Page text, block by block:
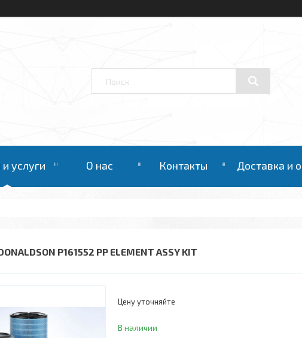
услуги О нас Контакты Доставка и
P161552 PP ELEMENT ASSY KIT
Цену уточняйте
В наличии